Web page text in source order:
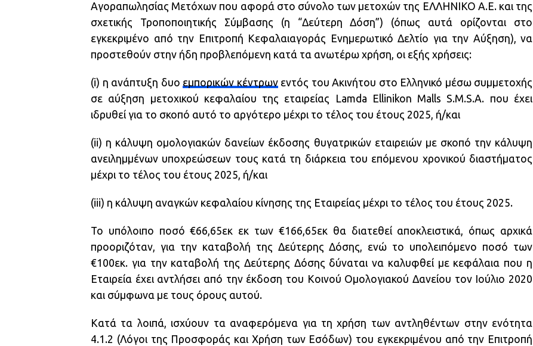
Αγοραπωλησίας Μετόχων που αφορά στο σύνολο των μετοχών της ΕΛΛΗΝΙΚΟ Α.Ε. και της
σχετικής Τροποποιητικής Σύμβασης (η “Δεύτερη Δόση”) (όπως αυτά ορίζονται στο
εγκεκριμένο από την Επιτροπή Κεφαλαιαγοράς Ενημερωτικό Δελτίο για την Αύξηση), να
προστεθούν στην ήδη προβλεπόμενη κατά τα ανωτέρω χρήση, οι εξής χρήσεις:
(i) η ανάπτυξη δυο εμπορικών κέντρωνεντός του Ακινήτου στο Ελληνικό μέσω συμμετοχής
σε αύξηση μετοχικού κεφαλαίου της εταιρείας Lamda Ellinikon Malls S.M.S.A. που έχει
ιδρυθεί για το σκοπό αυτό το αργότερο μέχρι το τέλος του έτους 2025, ή/και
(ii) η κάλυψη ομολογιακών δανείων έκδοσης θυγατρικών εταιρειών με σκοπό την κάλυψη
ανειλημμένων υποχρεώσεων τους κατά τη διάρκεια του επόμενου χρονικού διαστήματος
μέχρι το τέλος του έτους 2025, ή/και
(iii) η κάλυψη αναγκών κεφαλαίου κίνησης της Εταιρείας μέχρι το τέλος του έτους 2025.
Το υπόλοιπο ποσό €66,65εκ εκ των €166,65εκ θα διατεθεί αποκλειστικά, όπως αρχικά
προοριζόταν, για την καταβολή της Δεύτερης Δόσης, ενώ το υπολειπόμενο ποσό των
€100εκ. για την καταβολή της Δεύτερης Δόσης δύναται να καλυφθεί με κεφάλαια που η
Εταιρεία έχει αντλήσει από την έκδοση του Κοινού Ομολογιακού Δανείου τον Ιούλιο 2020
και σύμφωνα με τους όρους αυτού.
Κατά τα λοιπά, ισχύουν τα αναφερόμενα για τη χρήση των αντληθέντων στην ενότητα
4.1.2 (Λόγοι της Προσφοράς και Χρήση των Εσόδων) του εγκεκριμένου από την Επιτροπή